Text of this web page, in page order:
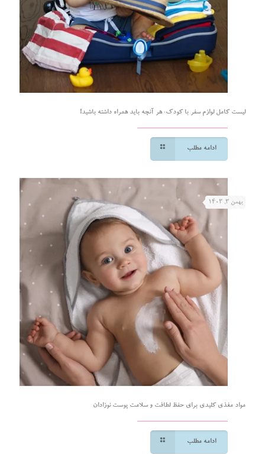
لیست کامل لوازم سفر با کودک: هر آنچه باید همراه داشته باشید!
ادامه مطلب
بهمن ۳, ۱۴۰۳
مواد مغذی کلیدی برای حفظ لطافت و سلامت پوست نوزادان
ادامه مطلب